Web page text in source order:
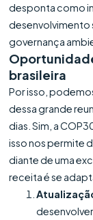
desponta como
desenvolvimento
governança
brasileira
Por isso,
dessa grande
dias. Sim, a
isso nos permite
diante de uma
receita é se